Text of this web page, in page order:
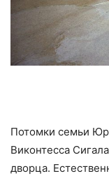
Потомки семьи
Виконтесса
дворца.